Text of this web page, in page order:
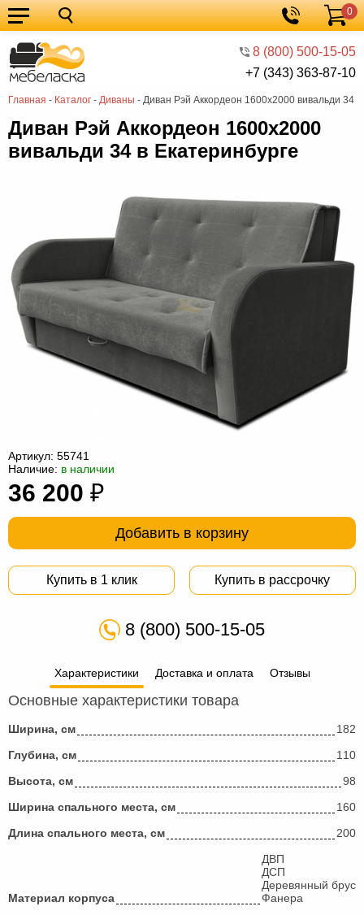
8 (800) 500-15-05
+7 (343) 363-87-10
Корзина
0
Главная - Каталог - Диваны - Диван Рэй Аккордеон 1600х2000 вивальди 34
Кухонные
гарнитуры
Мебель
для
кухни
Мебель
для
спальни
Кровати
Шкафы
Диваны
мебель
Мебель
в
гостиную
Мебель
для
прихожей
Столы
Комоды
компьютер
для
ванной
Мебель
трансформер
Матрасы
мешки
Мебель
из
Садовая
Диван Рэй Аккордеон 1600х2000
вивальди 34 в Екатеринбурге
Артикул: 55741
Наличие: в наличии
36 200 ₽
Добавить в корзину
Купить в 1 клик Купить в рассрочку
8 (800) 500-15-05
Характеристики Доставка и оплата Отзывы
Основные характеристики товара
Ширина, см
182
Глубина, см
110
Высота, см
98
Ширина спального места, см
160
Длина спального места, см
200
Материал корпуса
ДВП
ДСП
Деревянный брус
Фанера